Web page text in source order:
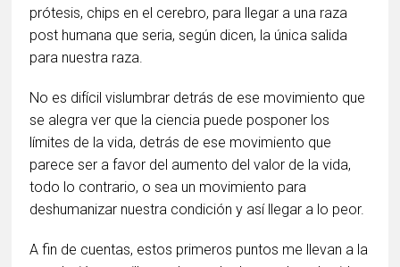
prótesis, chips en el cerebro, para llegar a una raza
post humana que seria, según dicen, la única salida
para nuestra raza.
No es difícil vislumbrar detrás de ese movimiento que
se alegra ver que la ciencia puede posponer los
límites de la vida, detrás de ese movimiento que
parece ser a favor del aumento del valor de la vida,
todo lo contrario, o sea un movimiento para
deshumanizar nuestra condición y así llegar a lo peor.
A fin de cuentas, estos primeros puntos me llevan a la